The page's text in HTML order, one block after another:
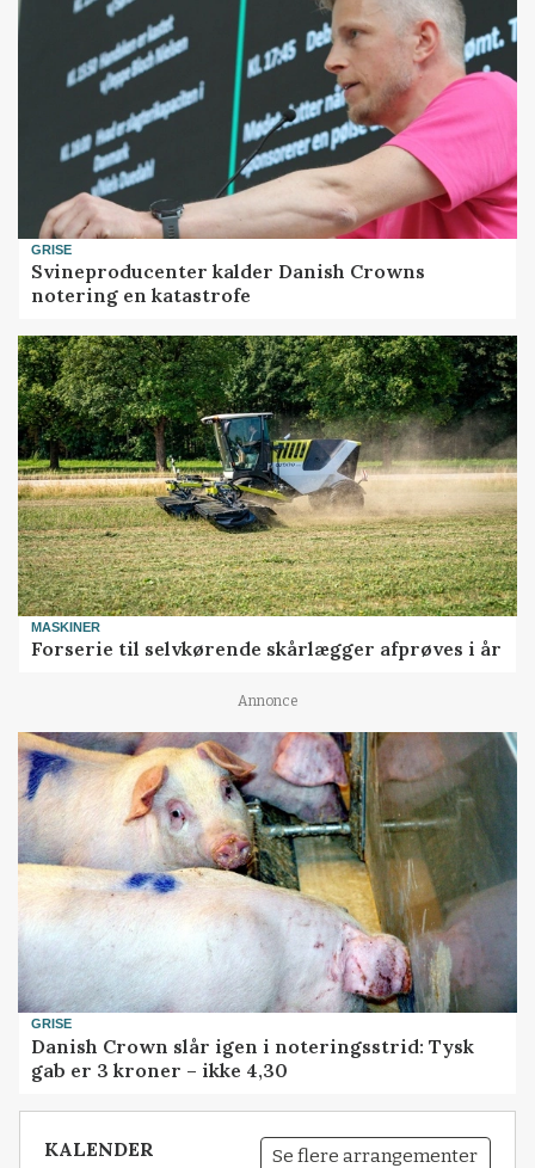
GRISE
Svineproducenter kalder Danish Crowns
notering en katastrofe
MASKINER
Forserie til selvkørende skårlægger afprøves i år
Annonce
GRISE
Danish Crown slår igen i noteringsstrid: Tysk
gab er 3 kroner – ikke 4,30
KALENDER Se flere arrangementer